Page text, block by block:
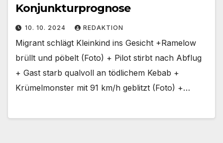
Konjunkturprognose
10. 10. 2024 REDAKTION
Migrant schlägt Kleinkind ins Gesicht +Ramelow
brüllt und pöbelt (Foto) + Pilot stirbt nach Abflug
+ Gast starb qualvoll an tödlichem Kebab +
Krümelmonster mit 91 km/h geblitzt (Foto) +…